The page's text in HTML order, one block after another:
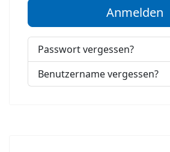
Anmelden
Passwort vergessen?
Benutzername vergessen?